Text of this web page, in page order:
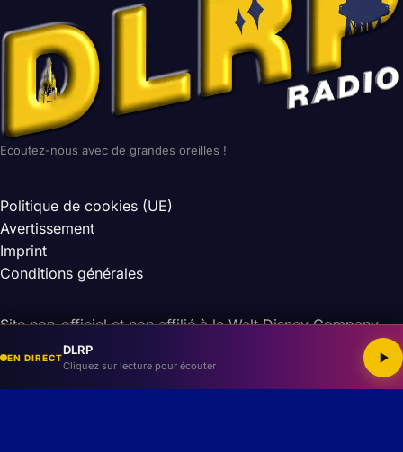
Ecoutez-nous avec de grandes oreilles !
Politique de cookies (UE)
Avertissement
Imprint
Conditions générales
Site non-officiel et non affilié à la Walt Disney Company.
Les droits des images et musiques appartiennent à leurs
auteurs respectifs.
© 2026 DLRP — Tous droits réservés
EN DIRECT
DLRP
Cliquez sur lecture pour écouter